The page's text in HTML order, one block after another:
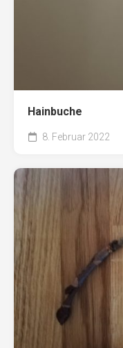
Hainbuche
8. Februar 2022